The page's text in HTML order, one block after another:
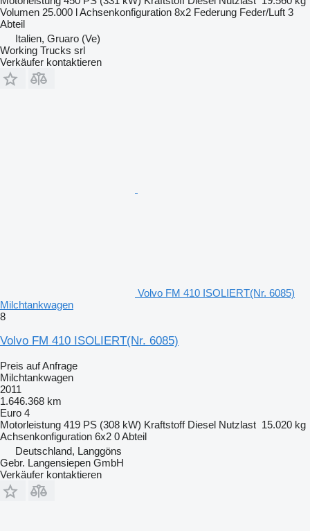
Volumen 25.000 lAchsenkonfiguration 8x2 Federung Feder/Luft 3
Abteil
Italien, Gruaro (Ve)
Working Trucks srl
Verkäufer kontaktieren
Volvo FM 410 ISOLIERT(Nr. 6085)
Milchtankwagen
8
Volvo FM 410 ISOLIERT(Nr. 6085)
Preis auf Anfrage
Milchtankwagen
2011
1.646.368 km
Euro 4
Motorleistung 419 PS (308 kW) Kraftstoff Diesel Nutzlast 15.020 kg
Achsenkonfiguration 6x2 0 Abteil
Deutschland, Langgöns
Gebr. Langensiepen GmbH
Verkäufer kontaktieren